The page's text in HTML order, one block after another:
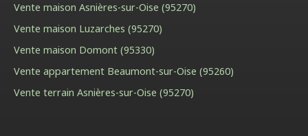
Vente maison Asnières-sur-Oise (95270)
Vente maison Luzarches (95270)
Vente maison Domont (95330)
Vente appartement Beaumont-sur-Oise (95260)
Vente terrain Asnières-sur-Oise (95270)